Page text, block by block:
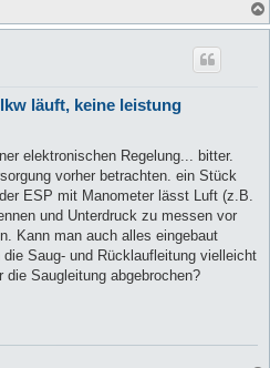
läuft, keine leistung
elektronischen Regelung... bitter.
vorher betrachten. ein Stück
ESP mit Manometer lässt Luft (z.B.
und Unterdruck zu messen vor
Kann man auch alles eingebaut
Saug- und Rücklaufleitung vielleicht
Saugleitung abgebrochen?